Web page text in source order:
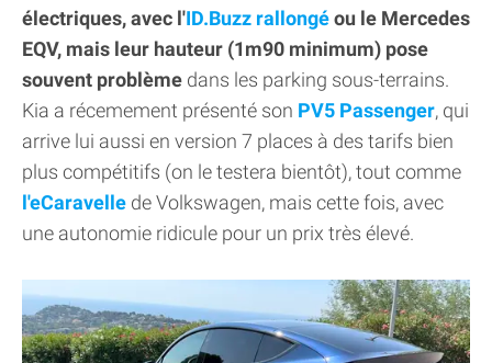
électriques, avec l'ID.Buzz rallongéou le Mercedes
EQV, mais leur hauteur (1m90 minimum) pose
souvent problème dans les parking sous-terrains.
Kia a récemement présenté son PV5 Passenger, qui
arrive lui aussi en version 7 places à des tarifs bien
plus compétitifs (on le testera bientôt), tout comme
l'eCaravelle de Volkswagen, mais cette fois, avec
une autonomie ridicule pour un prix très élevé.